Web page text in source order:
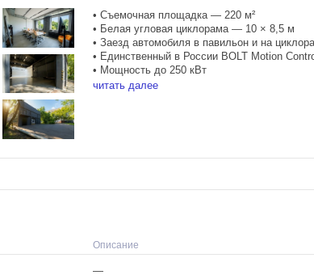
• Съемочная площадка — 220 м²
• Белая угловая циклорама — 10 × 8,5 м
• Заезд автомобиля в павильон и на
• Единственный в России BOLT Motion
• Мощность до 250 кВт
• Отдельно стоящее здание
automotive продакшенов.
• Размер циклорамы — 10 × 8,5 м
читать далее
Описание
—